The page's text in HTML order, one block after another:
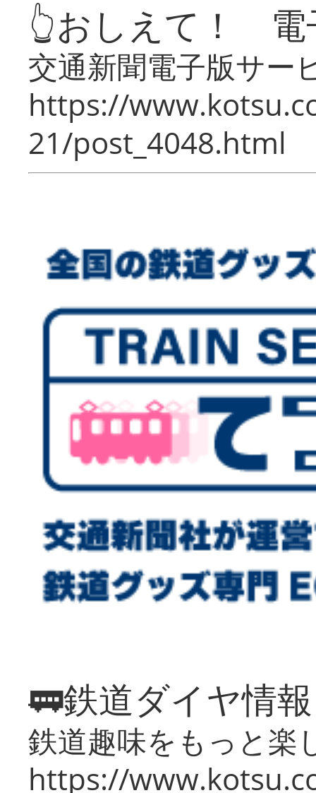
👆おしえて！ 電
交通新聞電子版サー
https://
21/post_4048.html
🚃鉄道ダイヤ情
鉄道趣味をもっと楽
https://